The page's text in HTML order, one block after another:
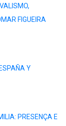
FIGUEIRA
Y
PRESENÇA E